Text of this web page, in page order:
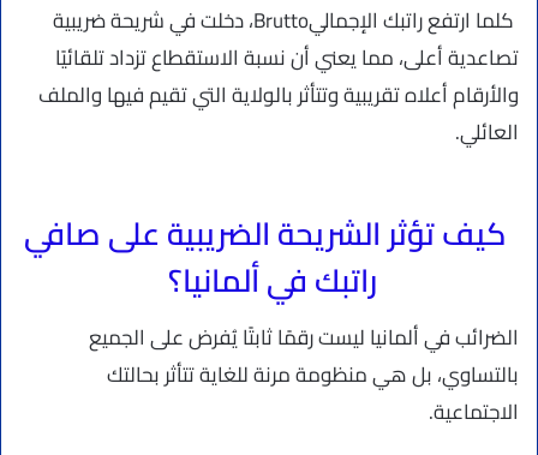
كلما ارتفع راتبك الإجماليBrutto، دخلت في شريحة ضريبية
تصاعدية أعلى، مما يعني أن نسبة الاستقطاع تزداد تلقائيًا
والأرقام أعلاه تقريبية وتتأثر بالولاية التي تقيم فيها والملف
العائلي.
كيف تؤثر الشريحة الضريبية على صافي
راتبك في ألمانيا؟
الضرائب في ألمانيا ليست رقمًا ثابتًا يُفرض على الجميع
بالتساوي، بل هي منظومة مرنة للغاية تتأثر بحالتك
الاجتماعية.